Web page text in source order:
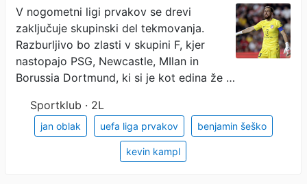
V nogometni ligi prvakov se drevi
zaključuje skupinski del tekmovanja.
Razburljivo bo zlasti v skupini F, kjer
nastopajo PSG, Newcastle, MIlan in
Borussia Dortmund, ki si je kot edina že …
Sportklub · 2L
jan oblak uefa liga prvakov benjamin šeško
kevin kampl